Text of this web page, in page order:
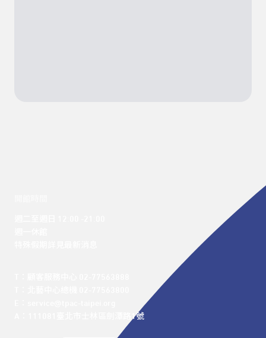
A：111081臺北市士林區劍潭路1號